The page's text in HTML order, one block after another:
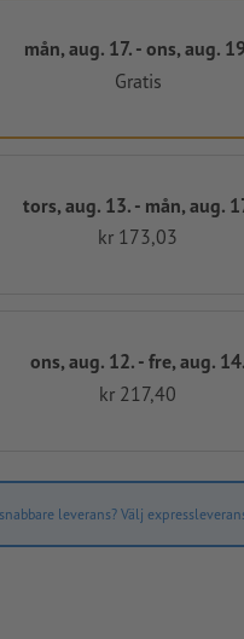
mån, aug. 17. - ons, aug.
Gratis
tors, aug. 13. - mån, aug.
kr 173,03
ons, aug. 12. - fre, aug. 14.
kr 217,40
leverans? Välj